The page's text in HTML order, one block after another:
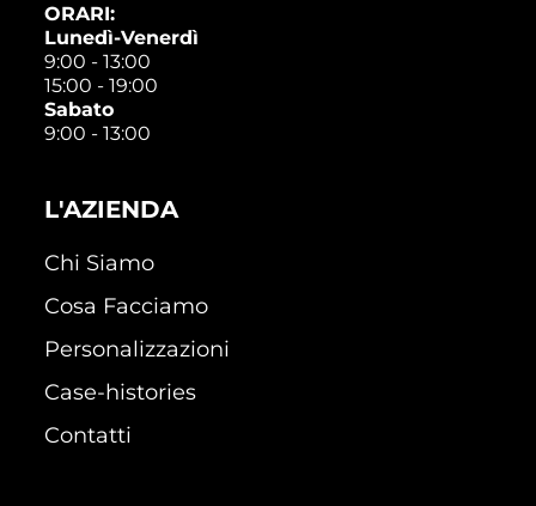
ORARI:
Lunedì-Venerdì
9:00 - 13:00
15:00 - 19:00
Sabato
9:00 - 13:00
L'AZIENDA
Chi Siamo
Cosa Facciamo
Personalizzazioni
Case-histories
Contatti